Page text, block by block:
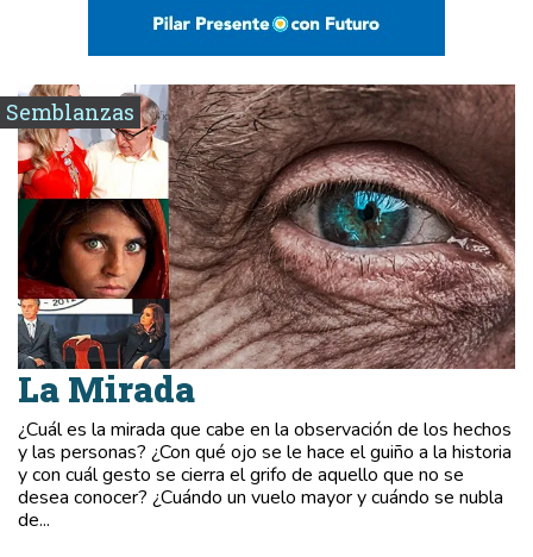
Semblanzas
La Mirada
¿Cuál es la mirada que cabe en la observación de los hechos
y las personas? ¿Con qué ojo se le hace el guiño a la historia
y con cuál gesto se cierra el grifo de aquello que no se
desea conocer? ¿Cuándo un vuelo mayor y cuándo se nubla
de...